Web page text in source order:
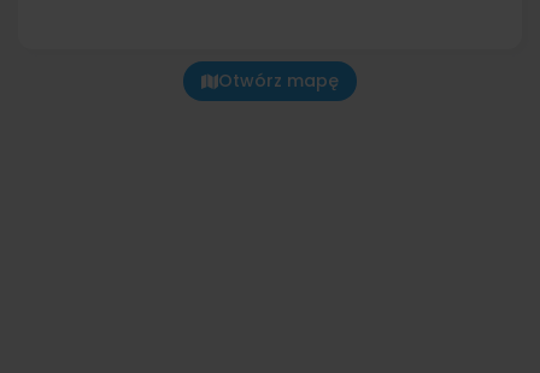
Otwórz mapę